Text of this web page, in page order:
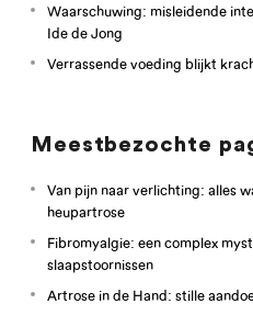
Waarschuwing: misleidende
Ide de Jong
Verrassende voeding blijkt
Meestbezochte
Van pijn naar verlichting: alles
heupartrose
Fibromyalgie: een complex
slaapstoornissen
Artrose in de Hand: stille